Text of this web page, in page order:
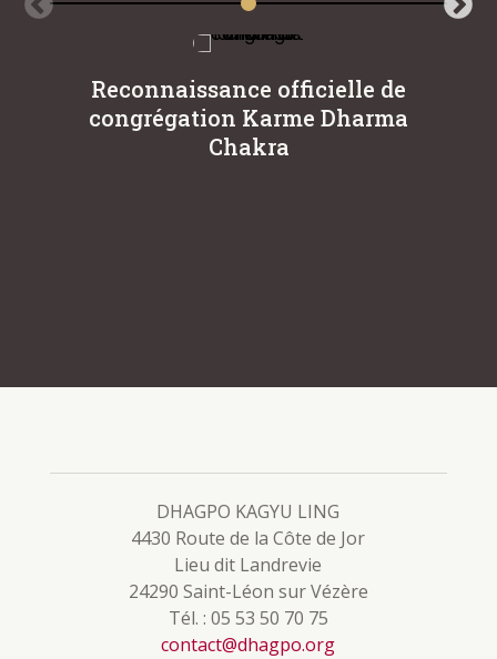
Reconnaissance officielle de
congrégation Karme Dharma
Chakra
DHAGPO KAGYU LING
4430 Route de la Côte de Jor
Lieu dit Landrevie
24290 Saint-Léon sur Vézère
Tél. : 05 53 50 70 75
contact@dhagpo.org